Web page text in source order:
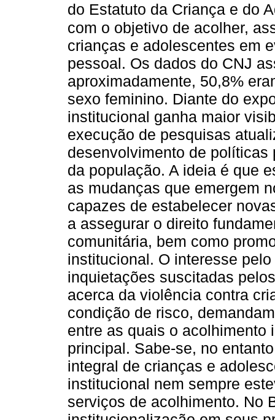
do Estatuto da Criança e do
com o objetivo de acolher,
crianças e adolescentes em
pessoal. Os dados do CNJ
aproximadamente, 50,8%
sexo feminino. Diante do
institucional ganha maior
execução de pesquisas
desenvolvimento de
da população. A ideia é que
as mudanças que emergem
capazes de estabelecer
a assegurar o direito
comunitária, bem como
institucional. O interesse
inquietações suscitadas
acerca da violência contra
condição de risco,
entre as quais o acolhimento
principal. Sabe-se, no
integral de crianças e
institucional nem sempre
serviços de acolhimento. No